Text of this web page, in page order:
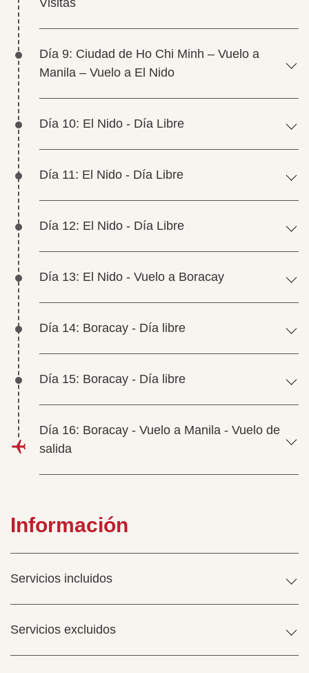
Visitas
Día 9: Ciudad de Ho Chi Minh – Vuelo a
Manila – Vuelo a El Nido
Día 10: El Nido - Día Libre
Día 11: El Nido - Día Libre
Día 12: El Nido - Día Libre
Día 13: El Nido - Vuelo a Boracay
Día 14: Boracay - Día libre
Día 15: Boracay - Día libre
Día 16: Boracay - Vuelo a Manila - Vuelo de
salida
Información
Servicios incluidos
Servicios excluidos